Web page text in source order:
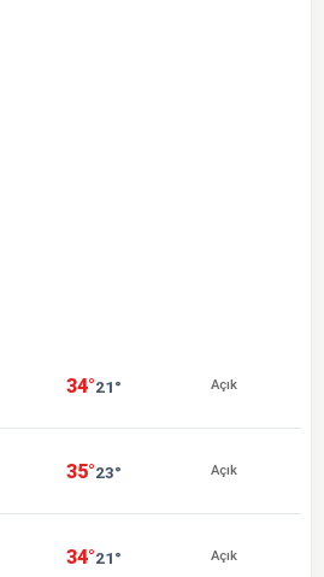
34°21° Açık
35°23° Açık
34°21° Açık